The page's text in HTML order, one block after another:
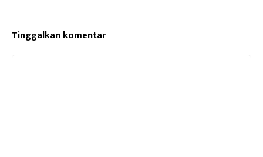
Tinggalkan komentar